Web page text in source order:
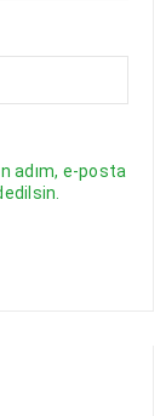
adım, e-posta